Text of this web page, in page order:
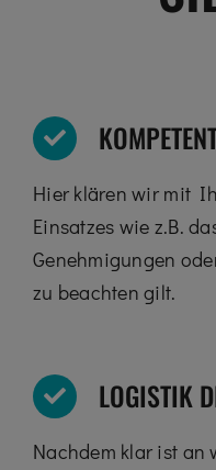
Hier klären wir mit
Einsatzes wie z.B.
Genehmigungen
zu beachten gilt.
LOGISTIK
Nachdem klar ist an